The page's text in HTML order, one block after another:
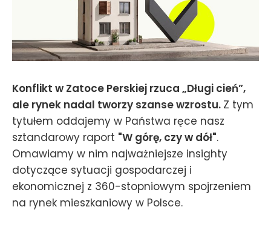
Konflikt w Zatoce Perskiej rzuca „Długi cień”,
ale rynek nadal tworzy szanse wzrostu. Z tym
tytułem oddajemy w Państwa ręce nasz
sztandarowy raport "W górę, czy w dół".
Omawiamy w nim najważniejsze insighty
dotyczące sytuacji gospodarczej i
ekonomicznej z 360-stopniowym spojrzeniem
na rynek mieszkaniowy w Polsce.